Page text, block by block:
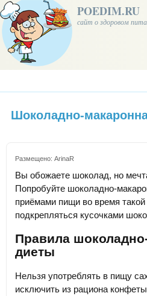
POEDIM.RU
сайт о здоровом
Шоколадно-
Размещено: ArinaR
Вы обожаете шоколад, но
Попробуйте шоколадно-
приёмами пищи во время
подкрепляться кусочками
Правила
диеты
Нельзя употреблять в пищу
исключить из рациона